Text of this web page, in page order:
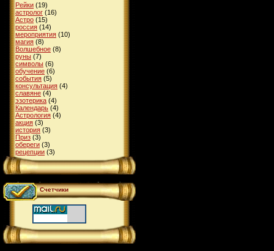
Рейки (19)
астролог (16)
Астро (15)
россия (14)
мероприятия (10)
магия (8)
Волшебное (8)
руны (7)
символы (6)
обучение (6)
события (5)
консультация (4)
славяне (4)
эзотерика (4)
Календарь (4)
Астрология (4)
акция (3)
история (3)
Приз (3)
обереги (3)
рецепции (3)
Счетчики